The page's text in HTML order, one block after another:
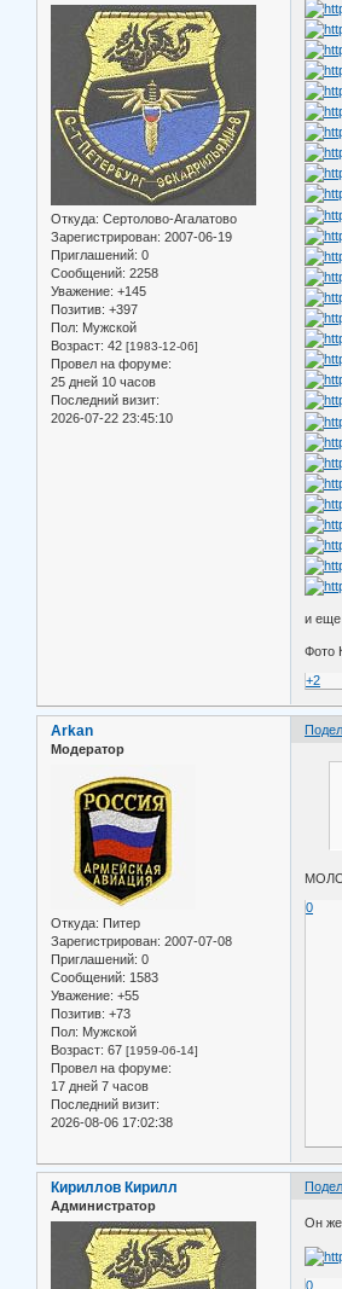
Откуда: Сертолово-Агалатово
Зарегистрирован: 2007-06-19
Приглашений: 0
Сообщений: 2258
Уважение: +145
Позитив: +397
Пол: Мужской
Возраст: 42 [1983-12-06]
Провел на форуме:
25 дней 10 часов
Последний визит:
2026-07-22 23:45:10
и еще
Фото
+2
Arkan
Модератор
Откуда: Питер
Зарегистрирован: 2007-07-08
Приглашений: 0
Сообщений: 1583
Уважение: +55
Позитив: +73
Пол: Мужской
Возраст: 67 [1959-06-14]
Провел на форуме:
17 дней 7 часов
Последний визит:
2026-08-06 17:02:38
0
Кириллов Кирилл
Администратор
Он же
0